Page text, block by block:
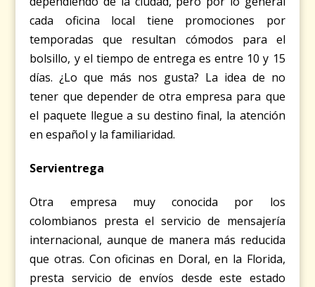
cada oficina local tiene promociones por
temporadas que resultan cómodos para el
bolsillo, y el tiempo de entrega es entre 10 y 15
días. ¿Lo que más nos gusta? La idea de no
tener que depender de otra empresa para que
el paquete llegue a su destino final, la atención
en español y la familiaridad.
Servientrega
Otra empresa muy conocida por los
colombianos presta el servicio de mensajería
internacional, aunque de manera más reducida
que otras. Con oficinas en Doral, en la Florida,
presta servicio de envíos desde este estado